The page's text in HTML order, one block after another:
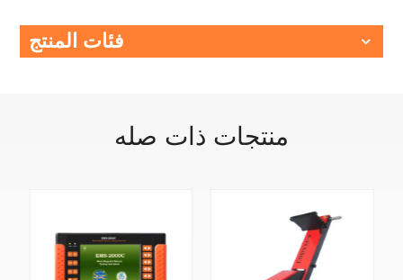
فئات المنتج
منتجات ذات صله